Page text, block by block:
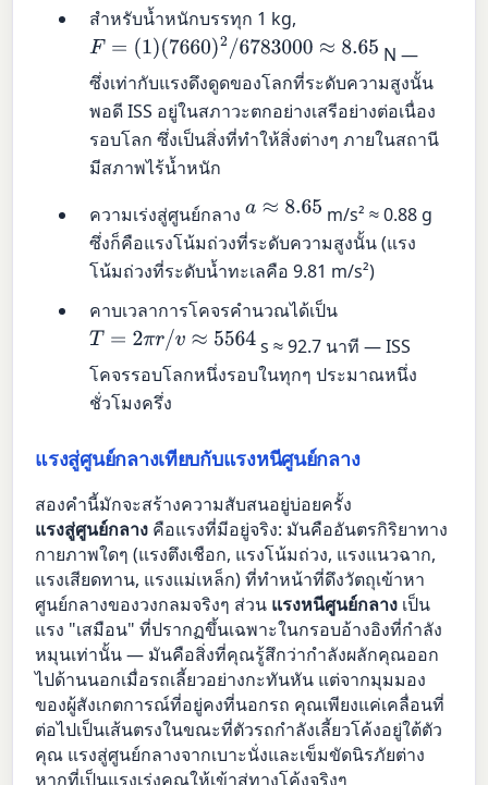
สำหรับน้ำหนักบรรทุก 1 kg,
F= (1) 7660)2/6783000≈8.65
N —
ซึ่งเท่ากับแรงดึงดูดของโลกที่ระดับความสูงนั้น
พอดี ISS อยู่ในสภาวะตกอย่างเสรีอย่างต่อเนื่อง
รอบโลก ซึ่งเป็นสิ่งที่ทำให้สิ่งต่างๆ ภายในสถานี
มีสภาพไร้น้ำหนัก
ความเร่งสู่ศูนย์กลางa≈8.65
m/s² ≈ 0.88 g
ซึ่งก็คือแรงโน้มถ่วงที่ระดับความสูงนั้น (แรง
โน้มถ่วงที่ระดับน้ำทะเลคือ 9.81 m/s²)
คาบเวลาการโคจรคำนวณได้เป็น
T= 2π r/v≈5564
s ≈ 92.7 นาที — ISS
โคจรรอบโลกหนึ่งรอบในทุกๆ ประมาณหนึ่ง
ชั่วโมงครึ่ง
แรงสู่ศูนย์กลางเทียบกับแรงหนีศูนย์กลาง
สองคำนี้มักจะสร้างความสับสนอยู่บ่อยครั้ง
แรงสู่ศูนย์กลาง คือแรงที่มีอยู่จริง: มันคืออันตรกิริยาทาง
กายภาพใดๆ (แรงตึงเชือก, แรงโน้มถ่วง, แรงแนวฉาก,
แรงเสียดทาน, แรงแม่เหล็ก) ที่ทำหน้าที่ดึงวัตถุเข้าหา
ศูนย์กลางของวงกลมจริงๆ ส่วน แรงหนีศูนย์กลาง เป็น
แรง "เสมือน" ที่ปรากฏขึ้นเฉพาะในกรอบอ้างอิงที่กำลัง
หมุนเท่านั้น — มันคือสิ่งที่คุณรู้สึกว่ากำลังผลักคุณออก
ไปด้านนอกเมื่อรถเลี้ยวอย่างกะทันหัน แต่จากมุมมอง
ของผู้สังเกตการณ์ที่อยู่คงที่นอกรถ คุณเพียงแค่เคลื่อนที่
ต่อไปเป็นเส้นตรงในขณะที่ตัวรถกำลังเลี้ยวโค้งอยู่ใต้ตัว
คุณ แรงสู่ศูนย์กลางจากเบาะนั่งและเข็มขัดนิรภัยต่าง
หากที่เป็นแรงเร่งคุณให้เข้าสู่ทางโค้งจริงๆ